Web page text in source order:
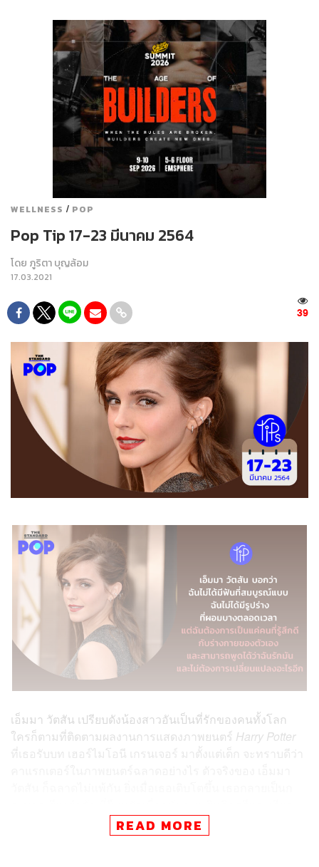
WELLNESS / POP
Pop Tip 17-23 มีนาคม 2564
โดย ภูริตา บุญล้อม
17.03.2021
39
เอ็มมา วัตสัน เปรียบดังน้องสาวอันเป็นที่รักของคนทั้งโลก
ใครก็ตามที่ติดตามผลงานการแสดงภาพยนตร์ Harry Potter
ที่เธอรับบท เฮอร์ไมโอนี เกรนเจอร์ มาตั้งแต่เด็ก จะทราบดีว่า
ร้องสิทธิความเท่าเทียมระหว่างหญิงชาย สิ่งที่เธอทำสามารถ
เรียกได้ว่ามันคือความงดงามจากข้างในหัวใจที่สามารถมอง
READ MORE